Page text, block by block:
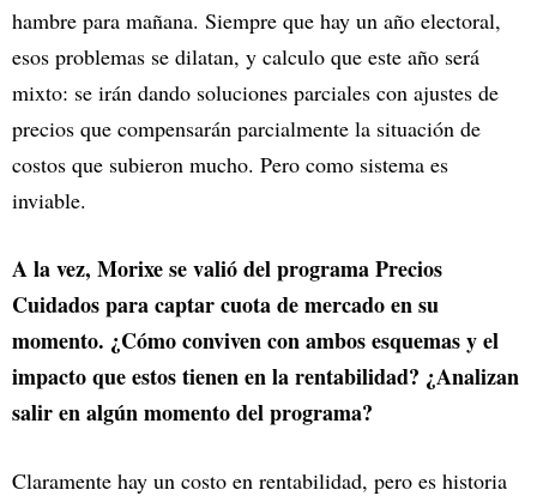
hambre para mañana. Siempre que hay un año electoral,
esos problemas se dilatan, y calculo que este año será
mixto: se irán dando soluciones parciales con ajustes de
precios que compensarán parcialmente la situación de
costos que subieron mucho. Pero como sistema es
inviable.
A la vez, Morixe se valió del programa Precios
Cuidados para captar cuota de mercado en su
momento. ¿Cómo conviven con ambos esquemas y el
impacto que estos tienen en la rentabilidad? ¿Analizan
salir en algún momento del programa?
Claramente hay un costo en rentabilidad, pero es historia